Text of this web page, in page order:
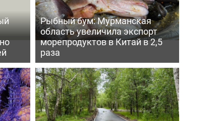
Рыбный бум: Мурманская
область увеличила экспорт
морепродуктов в Китай в 2,5
раза